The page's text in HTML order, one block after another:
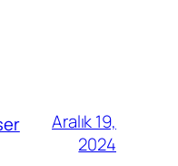
Aralık 19,
2024